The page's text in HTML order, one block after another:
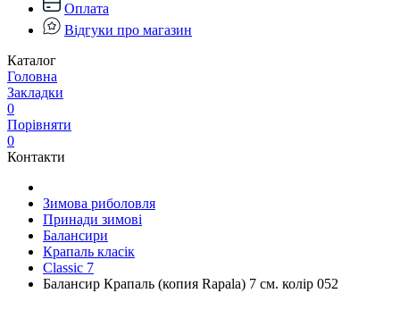
Оплата
Відгуки про магазин
Каталог
Головна
Закладки
0
Порівняти
0
Контакти
Зимова риболовля
Принади зимові
Балансири
Крапаль класік
Classic 7
Балансир Крапаль (копия Rapala) 7 см. колір 052